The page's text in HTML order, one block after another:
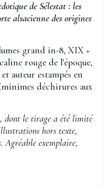
de Sélestat : les
alsacienne des origines
grand in-8, XIX +
rouge de l'époque,
auteur estampés en
déchirures aux
dont le tirage a été limité
hors texte,
Agréable exemplaire,